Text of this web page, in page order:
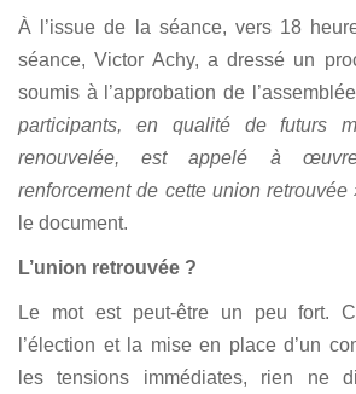
À l’issue de la séance, vers 18
séance, Victor Achy, a dressé un
soumis à l’approbation de
participants, en qualité de futurs
renouvelée, est appelé à
renforcement de cette union retrouvée
le document.
L’union retrouvée ?
Le mot est peut-être un peu fort.
l’élection et la mise en place d’un
les tensions immédiates, rien ne